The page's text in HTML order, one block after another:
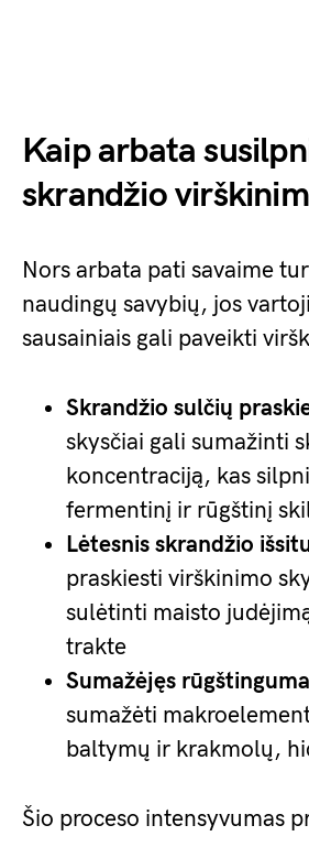
Kaip arbata
skrandžio
Nors arbata pati savaime
naudingų savybių, jos
sausainiais gali paveikti
Skrandžio sulčių
skysčiai gali sumažinti
koncentraciją, kas
fermentinį ir rūgštinį
Lėtesnis skrandžio
praskiesti virškinimo
sulėtinti maisto
trakte
Sumažėjęs
sumažėti
baltymų ir krakmolų,
Šio proceso intensyvumas